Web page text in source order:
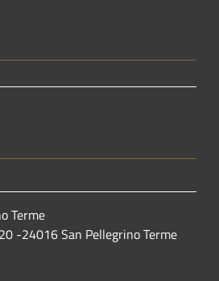
Terme
-24016 San Pellegrino Terme